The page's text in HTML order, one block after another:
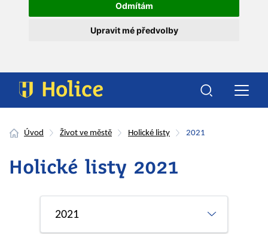
Odmítám
Upravit mé předvolby
Úvod Život ve městě Holické listy 2021
Holické listy 2021
2021